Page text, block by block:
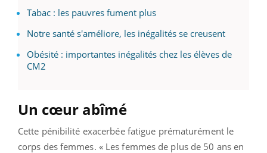
Tabac : les pauvres fument plus
Notre santé s'améliore, les inégalités se creusent
Obésité : importantes inégalités chez les élèves de
CM2
Un cœur abîmé
Cette pénibilité exacerbée fatigue prématurément le
corps des femmes. « Les femmes de plus de 50 ans en